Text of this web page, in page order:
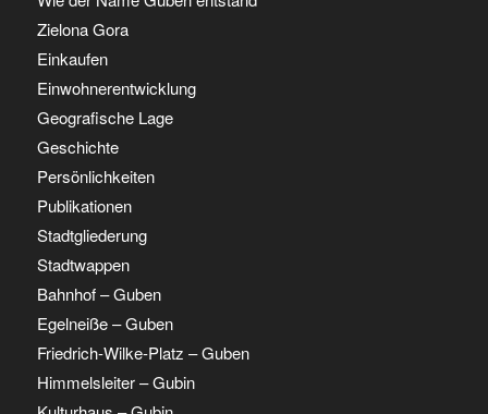
Zielona Gora
Einkaufen
Einwohnerentwicklung
Geografische Lage
Geschichte
Persönlichkeiten
Publikationen
Stadtgliederung
Stadtwappen
Bahnhof – Guben
Egelneiße – Guben
Friedrich-Wilke-Platz – Guben
Himmelsleiter – Gubin